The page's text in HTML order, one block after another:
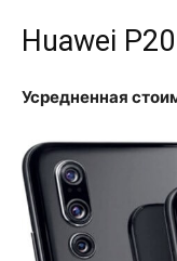
Huawei
Усредненная